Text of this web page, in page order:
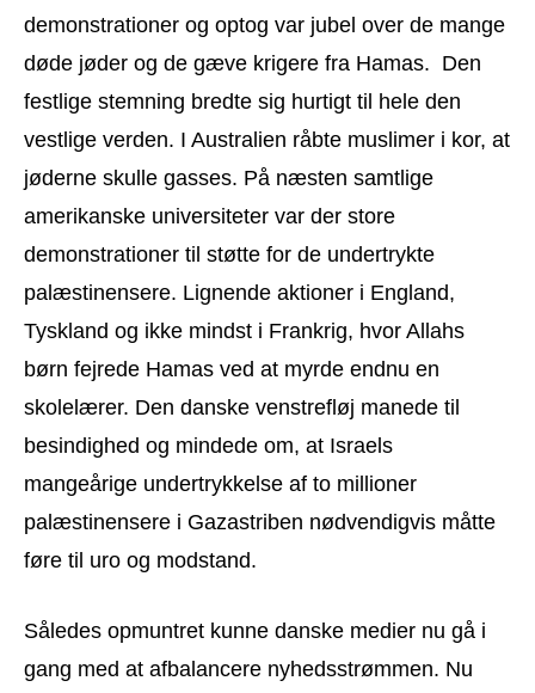
demonstrationer og optog var jubel over de mange
døde jøder og de gæve krigere fra Hamas. Den
festlige stemning bredte sig hurtigt til hele den
vestlige verden. I Australien råbte muslimer i kor, at
jøderne skulle gasses. På næsten samtlige
amerikanske universiteter var der store
demonstrationer til støtte for de undertrykte
palæstinensere. Lignende aktioner i England,
Tyskland og ikke mindst i Frankrig, hvor Allahs
børn fejrede Hamas ved at myrde endnu en
skolelærer. Den danske venstrefløj manede til
besindighed og mindede om, at Israels
mangeårige undertrykkelse af to millioner
palæstinensere i Gazastriben nødvendigvis måtte
føre til uro og modstand.
Således opmuntret kunne danske medier nu gå i
gang med at afbalancere nyhedsstrømmen. Nu